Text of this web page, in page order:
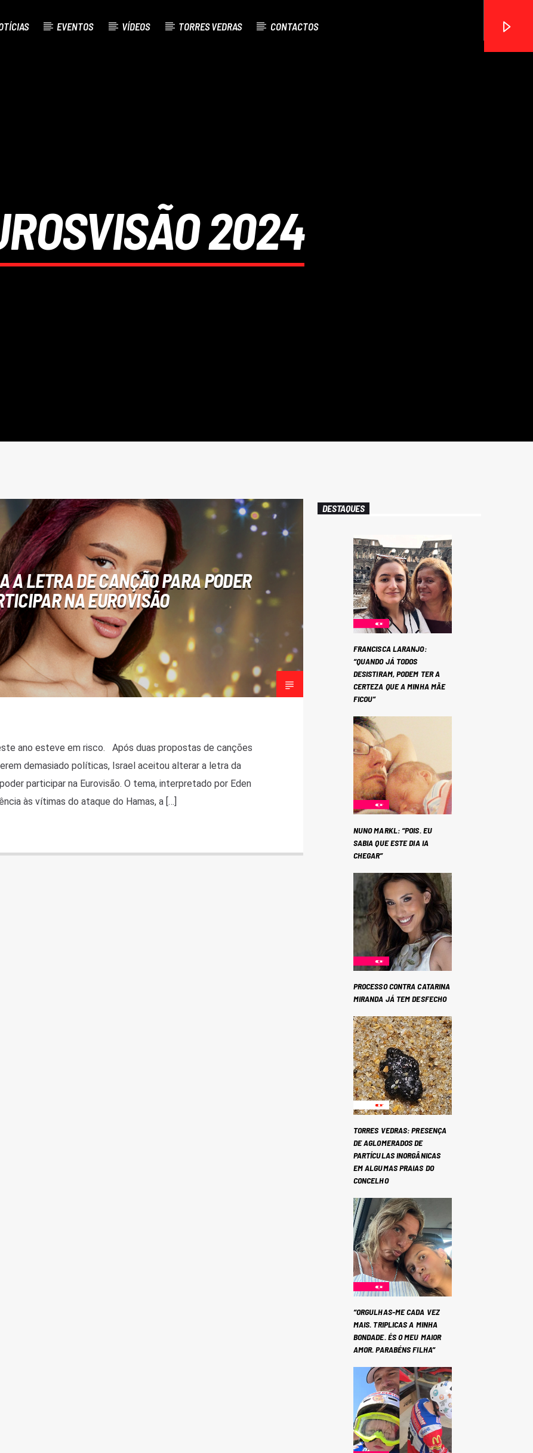
EVENTOS VÍDEOS TORRES VEDRAS CONTACTOS
2024
A LETRA DE CANÇÃO PARA PODER
NA EUROVISÃO
ano esteve em risco. Após duas propostas de canções
demasiado políticas, Israel aceitou alterar a letra da
participar na Eurovisão. O tema, interpretado por Eden
às vítimas do ataque do Hamas, a […]
DESTAQUES
FRANCISCA LARANJO:
“QUANDO JÁ TODOS
DESISTIRAM, PODEM TER A
CERTEZA QUE A MINHA MÃE
FICOU”
NUNO MARKL: “POIS. EU
SABIA QUE ESTE DIA IA
CHEGAR”
PROCESSO CONTRA CATARINA
MIRANDA JÁ TEM DESFECHO
TORRES VEDRAS: PRESENÇA
DE AGLOMERADOS DE
PARTÍCULAS INORGÂNICAS
EM ALGUMAS PRAIAS DO
CONCELHO
“ORGULHAS-ME CADA VEZ
MAIS. TRIPLICAS A MINHA
BONDADE. ÉS O MEU MAIOR
AMOR. PARABÉNS FILHA”